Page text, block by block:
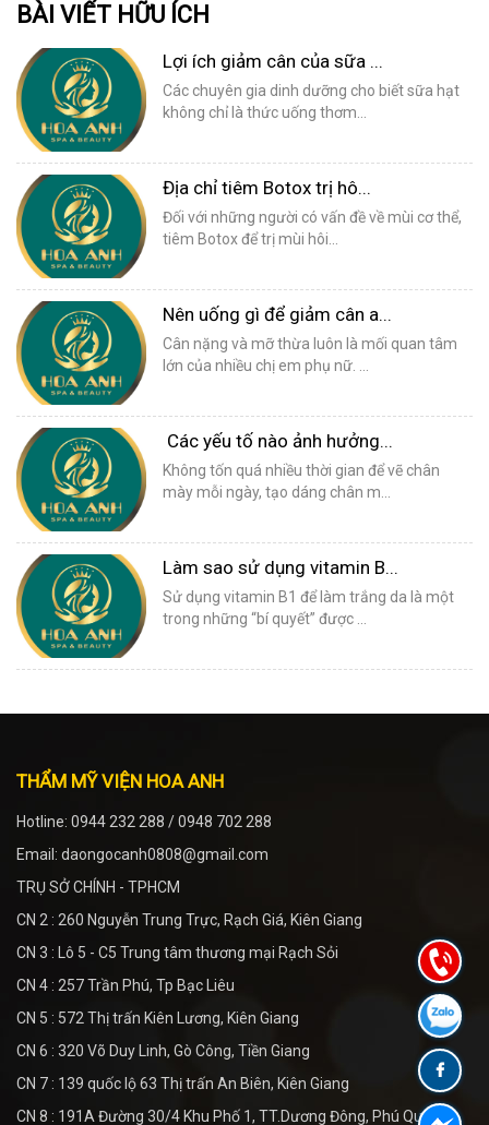
BÀI VIẾT HỮU ÍCH
Lợi ích giảm cân của sữa ...
Các chuyên gia dinh dưỡng cho biết sữa hạt
không chỉ là thức uống thơm...
Địa chỉ tiêm Botox trị hô...
Đối với những người có vấn đề về mùi cơ thể,
tiêm Botox để trị mùi hôi...
Nên uống gì để giảm cân a...
Cân nặng và mỡ thừa luôn là mối quan tâm
lớn của nhiều chị em phụ nữ. ...
Các yếu tố nào ảnh hưởng...
Không tốn quá nhiều thời gian để vẽ chân
mày mỗi ngày, tạo dáng chân m...
Làm sao sử dụng vitamin B...
Sử dụng vitamin B1 để làm trắng da là một
trong những “bí quyết” được ...
THẨM MỸ VIỆN HOA ANH
Hotline: 0944 232 288 / 0948 702 288
Email: daongocanh0808@gmail.com
TRỤ SỞ CHÍNH - TPHCM
CN 2 : 260 Nguyễn Trung Trực, Rạch Giá, Kiên Giang
CN 3 : Lô 5 - C5 Trung tâm thương mại Rạch Sỏi
CN 4 : 257 Trần Phú, Tp Bạc Liêu
CN 5 : 572 Thị trấn Kiên Lương, Kiên Giang
CN 6 : 320 Võ Duy Linh, Gò Công, Tiền Giang
CN 7 : 139 quốc lộ 63 Thị trấn An Biên, Kiên Giang
CN 8 : 191A Đường 30/4 Khu Phố 1, TT.Dương Đông, Phú Quốc